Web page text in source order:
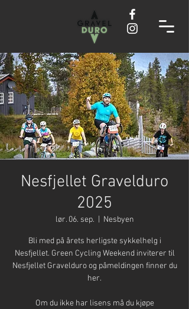
Nesfjellet Gravelduro
2025
lør. 06. sep. Nesbyen
Bli med på årets herligste sykkelhelg i
Nesfjellet. Green Cycling Weekend inviterer til
Nesfjellet Gravelduro og påmeldingen finner du
her.
Om du ikke har lisens må du kjøpe